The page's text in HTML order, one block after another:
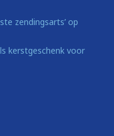
zendingsarts’ op
kerstgeschenk voor